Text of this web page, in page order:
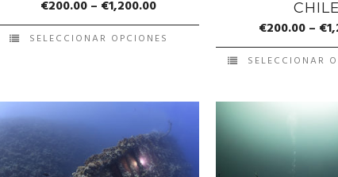
€200.00– €1,200.00
SELECCIONAR OPCIONES
CHILE
€200.00– €
SELECCIONAR